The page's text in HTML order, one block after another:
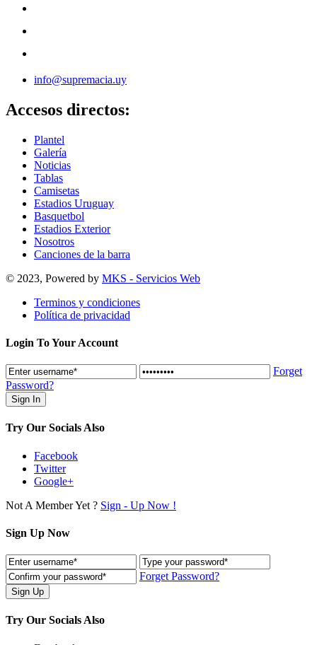
info@supremacia.uy
Accesos directos:
Plantel
Galería
Noticias
Tablas
Camisetas
Estadios Uruguay
Basquetbol
Estadios Exterior
Nosotros
Canciones de la barra
© 2023, Powered by MKS - Servicios Web
Terminos y condiciones
Política de privacidad
Login To Your Account
Forget
Password?
Try Our Socials Also
Facebook
Twitter
Google+
Not A Member Yet ? Sign - Up Now !
Sign Up Now
Forget Password?
Try Our Socials Also